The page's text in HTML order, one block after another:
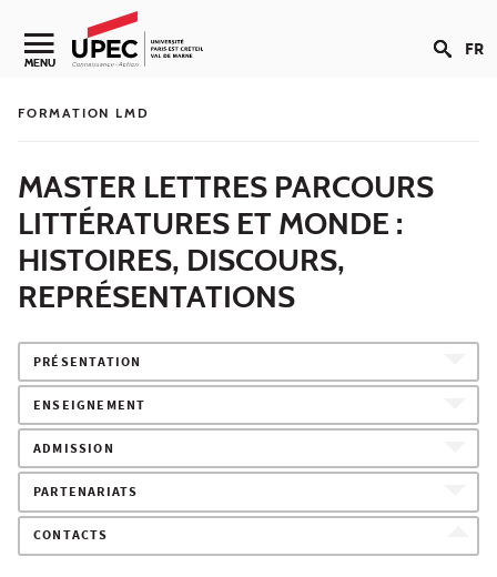
Aller au contenu
Navigation secondaire
MENU FR
FORMATION LMD
MASTER LETTRES PARCOURS
LITTÉRATURES ET MONDE :
HISTOIRES, DISCOURS,
REPRÉSENTATIONS
PRÉSENTATION
ENSEIGNEMENT
ADMISSION
PARTENARIATS
CONTACTS